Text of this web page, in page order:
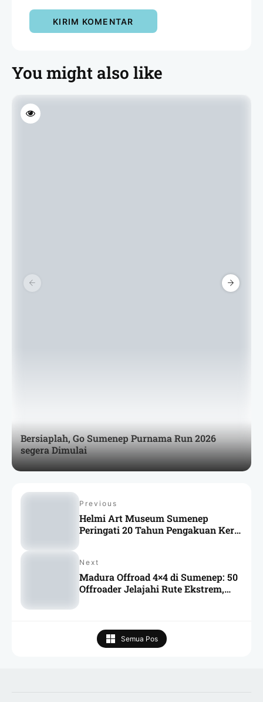
You might also like
Bersiaplah, Go Sumenep Purnama Run 2026
segera Dimulai
Previous
Helmi Art Museum Sumenep
Peringati 20 Tahun Pengakuan Keris
Semua Pos
Next
Madura Offroad 4×4 di Sumenep: 50
Offroader Jelajahi Rute Ekstrem,